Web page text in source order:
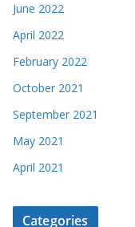
June 2022
April 2022
February 2022
October 2021
September 2021
May 2021
April 2021
Categories